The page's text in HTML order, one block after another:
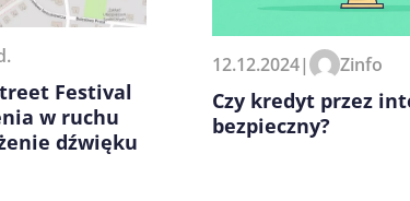
Zapamiętaj moje dane w tej przeglądarce
kolejnych komentarzy.
Festival
w ruchu
dźwięku
12.12.2024| Zinfo
Czy kredyt przez
bezpieczny?